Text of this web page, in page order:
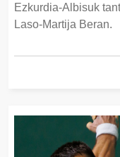
Ezkurdia-Albisuk
Laso-Martija Beran.